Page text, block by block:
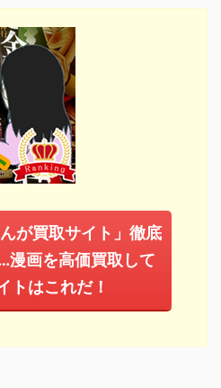
が買取サイト」徹底
漫画を高価買取して
トはこれだ！